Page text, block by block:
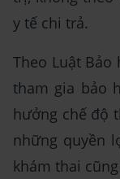
y tế chi trả.
Theo Luật Bảo
tham gia bảo
hưởng chế độ
những quyền
khám thai